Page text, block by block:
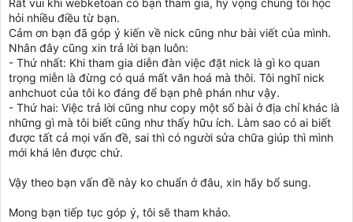
Rất vui khi webketoan có bạn tham gia, hy vọng chúng tôi học
hỏi nhiều điều từ bạn.
Cảm ơn bạn đã góp ý kiến về nick cũng như bài viết của mình.
Nhân đây cũng xin trả lời bạn luôn:
- Thứ nhất: Khi tham gia diễn đàn việc đặt nick là gì ko quan
trọng miễn là đừng có quá mất văn hoá mà thôi. Tôi nghĩ nick
anhchuot của tôi ko đáng để bạn phê phán như vậy.
- Thứ hai: Việc trả lời cũng như copy một số bài ở địa chỉ khác là
những gì mà tôi biết cũng như thấy hữu ích. Làm sao có ai biết
được tất cả mọi vấn đề, sai thì có người sửa chữa giúp thì mình
mới khá lên được chứ.
Vậy theo bạn vấn đề này ko chuẩn ở đâu, xin hãy bổ sung.
Mong bạn tiếp tục góp ý, tôi sẽ tham khảo.